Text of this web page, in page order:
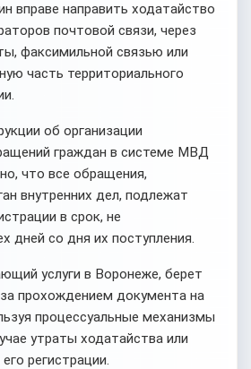
вправе направить ходатайство
почтовой связи, через
факсимильной связью или
часть территориального
об организации
граждан в системе МВД
что все обращения,
внутренних дел, подлежат
в срок, не
дней со дня их поступления.
услуги в Воронеже, берет
прохождением документа на
процессуальные механизмы
утраты ходатайства или
регистрации.